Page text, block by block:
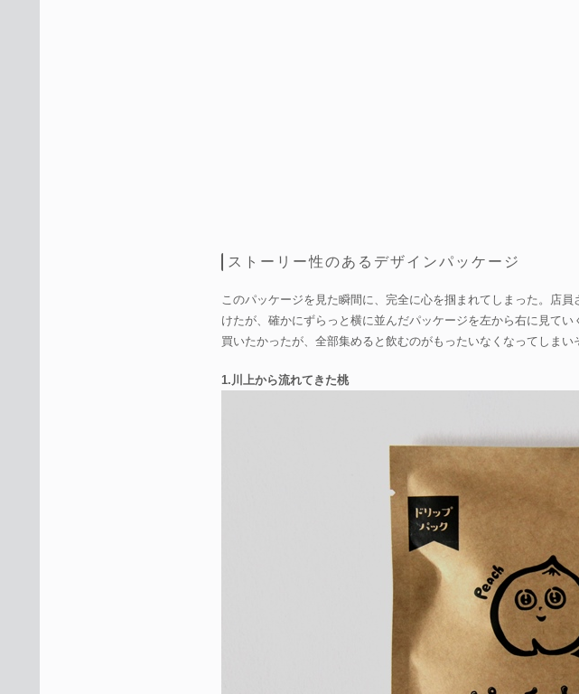
ストーリー性のあるデザインパッケージ
このパッケージを見た瞬間に、完全に心を掴まれてしまった。店
けたが、確かにずらっと横に並んだパッケージを左から右に見て
買いたかったが、全部集めると飲むのがもったいなくなってしまい
1.川上から流れてきた桃